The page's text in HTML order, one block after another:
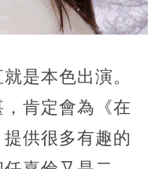
是本色出演。
肯定會為《在
供很多有趣的